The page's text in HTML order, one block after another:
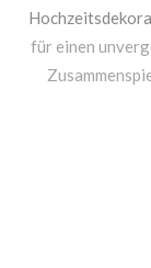
für einen